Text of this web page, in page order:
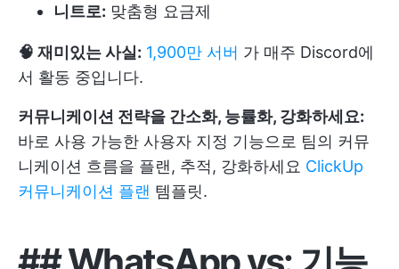
니트로: 맞춤형 요금제
🧠 재미있는 사실: 1,900만 서버 가 매주 Discord에
서 활동 중입니다.
커뮤니케이션 전략을 간소화, 능률화, 강화하세요:
바로 사용 가능한 사용자 지정 기능으로 팀의 커뮤
니케이션 흐름을 플랜, 추적, 강화하세요 ClickUp
커뮤니케이션 플랜 템플릿.